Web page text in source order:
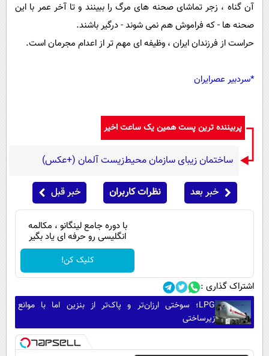
آن گناه ، زجر تماشای صحنه های مرگ را ببینند و تا آخر عمر با این
صحنه ها - که فراموش هم نمی شوند - درگیر باشند.
حراست از فرزندان ایران ، وظیفه ای مهم تر از اعدام مجرمان است.
*سردبیر عصرایران
پربیننده ترین پست همین یک ساعت اخیر
ساختمان زیبای سازمان محیط‌زیست آلمان (+عکس)
خبر بعد نظرات کاربران خبر قبل
با دوره جامع لینگانو ، مکالمه
انگلیسی رو حرفه ای یاد بگیر
کلیک کن!
اشتراک گذاری :
LPG؛ سوختی ارزان‌تر و پاک‌تر از بنزین اما با موانع
زیرساختی